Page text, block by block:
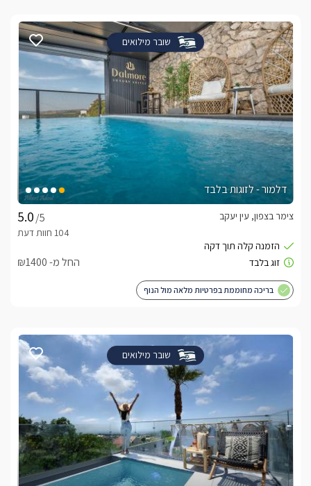
שובר מילואים
דלמור - לזוגות בלבד
/5
צימר בצפון, עין יעקב
החל מ- ₪1400
בריכה מחוממת בפרטיות מלאה מול הנוף
שובר מילואים